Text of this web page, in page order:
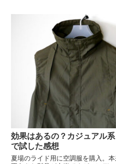
効果はあるの？カジュアル
で試した感想
夏場のライド用に空調服を購入。